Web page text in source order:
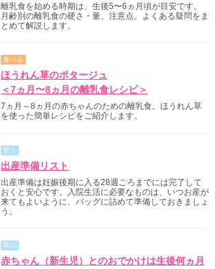
離乳食を始める時期は、生後5〜6ヵ月頃が目安です。
月齢別の離乳食の硬さ・量、注意点、よくある疑問をま
とめて解説します。
食べる
ほうれん草のポタージュ
＜7ヵ月〜8ヵ月の離乳食レシピ＞
7ヵ月～8ヵ月の赤ちゃんのための離乳食。ほうれん草
を使った簡単レシピをご紹介します。
学ぶ
出産準備リスト
出産準備は妊娠後期に入る28週ごろまでには完了して
おくと安心です。入院生活に必要なものは、いつお産が
来てもよいように、バッグに詰めて準備しておきましょ
う。
学ぶ
赤ちゃん（新生児）とのおでかけは生後何ヵ月